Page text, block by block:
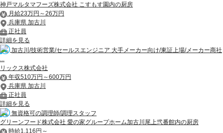
神戸マルタマフーズ株式会社 こすもす園内の厨房
月給23万円～26万円
兵庫県 加古川
正社員
詳細を見る
加古川/技術営業/セールスエンジニア 大手メーカー向け/東証上場/メーカー商社
リックス株式会社
年収510万円～600万円
兵庫県 加古川
正社員
詳細を見る
無資格可の調理師/調理スタッフ
グリーンフード株式会社 愛の家グループホーム加古川尾上弐番館内の厨房
時給1,116円～